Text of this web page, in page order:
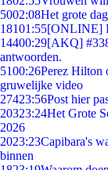
5002:08Het grote
18101:55[ONLINE]
14400:29[AKQ]
antwoorden.
5100:26Perez Hilton
gruwelijke video
27423:56Post hier
20323:24Het Grote
2026
2023:23Capibara's
binnen